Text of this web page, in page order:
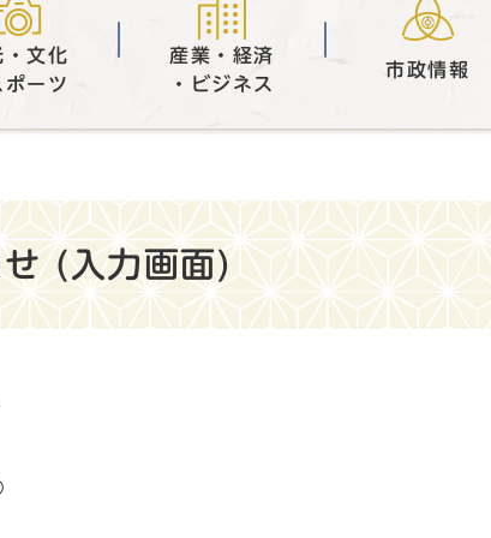
・文化
ポーツ
産業・経済
・ビジネス
市政情報
せ (入力画面)